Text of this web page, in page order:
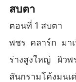
สบตา
ตอนที่ 1 สบตา
พชร คลาร์ก มา
ร่างสูงใหญ่ ผิวพ
สันกรามโค้งม